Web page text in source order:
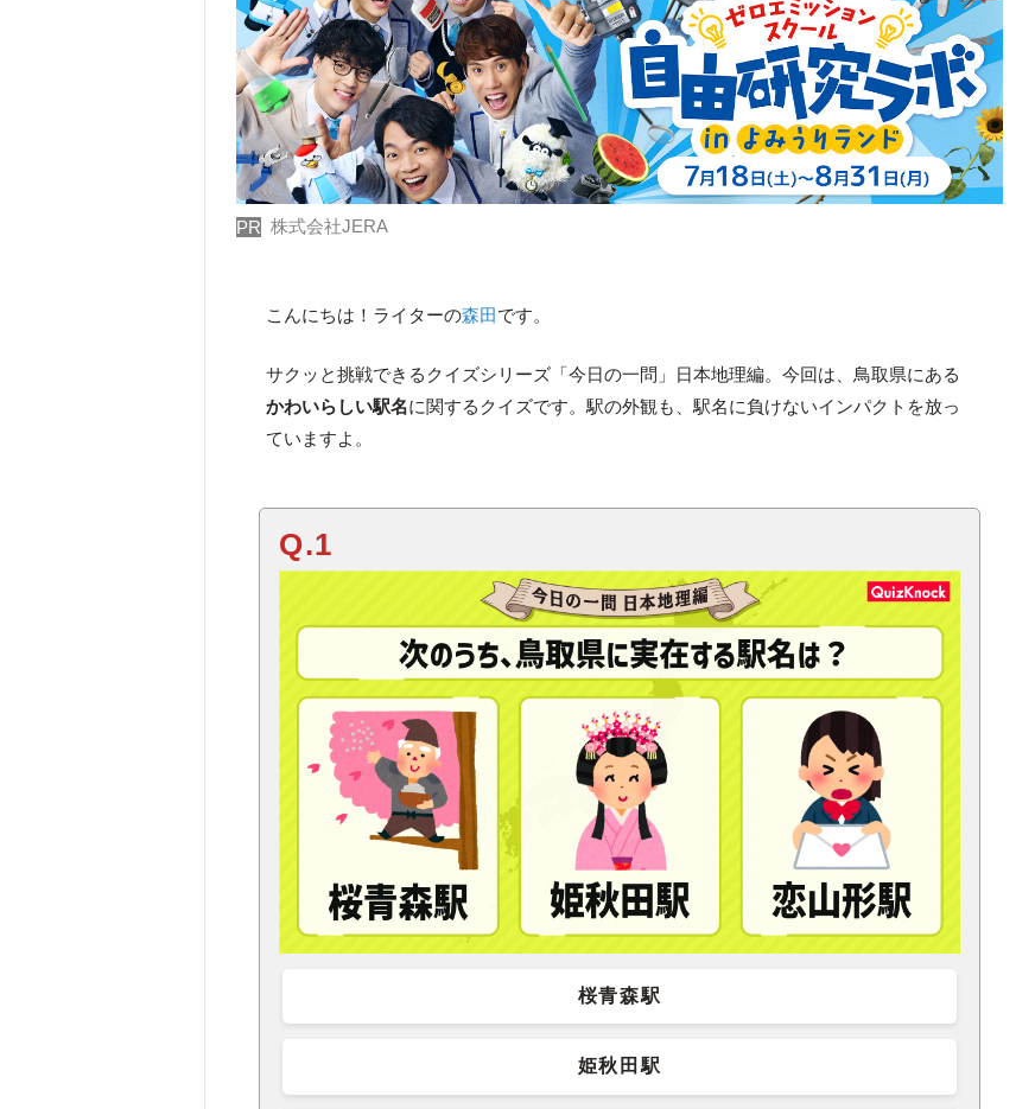
PR 株式会社JERA
こんにちは！ライターの森田です。
サクッと挑戦できるクイズシリーズ「今日の一問」日本地理編。今回は、鳥取県にある
かわいらしい駅名に関するクイズです。駅の外観も、駅名に負けないインパクトを放っ
ていますよ。
Q.1
桜青森駅
姫秋田駅